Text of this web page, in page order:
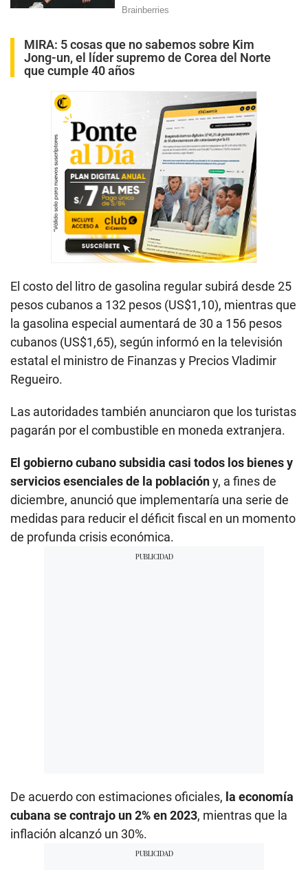
MIRA: 5 cosas que no sabemos sobre Kim
Jong-un, el líder supremo de Corea del Norte
que cumple 40 años
El costo del litro de gasolina regular subirá desde 25
pesos cubanos a 132 pesos (US$1,10), mientras que
la gasolina especial aumentará de 30 a 156 pesos
cubanos (US$1,65), según informó en la televisión
estatal el ministro de Finanzas y Precios Vladimir
Regueiro.
Las autoridades también anunciaron que los turistas
pagarán por el combustible en moneda extranjera.
El gobierno cubano subsidia casi todos los bienes y
servicios esenciales de la poblacióny, a fines de
diciembre, anunció que implementaría una serie de
medidas para reducir el déficit fiscal en un momento
de profunda crisis económica.
De acuerdo con estimaciones oficiales, la economía
cubana se contrajo un 2% en 2023, mientras que la
inflación alcanzó un 30%.